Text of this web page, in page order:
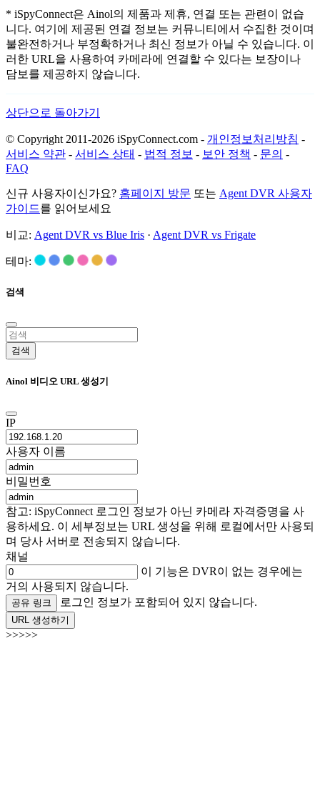
* iSpyConnect은 Ainol의 제품과 제휴, 연결 또는 관련이 없습
니다. 여기에 제공된 연결 정보는 커뮤니티에서 수집한 것이며
불완전하거나 부정확하거나 최신 정보가 아닐 수 있습니다. 이
러한 URL을 사용하여 카메라에 연결할 수 있다는 보장이나
담보를 제공하지 않습니다.
상단으로 돌아가기
© Copyright 2011-2026 iSpyConnect.com - 개인정보처리방침 -
서비스 약관 - 서비스 상태 - 법적 정보 - 보안 정책 - 문의 -
FAQ
신규 사용자이신가요? 홈페이지 방문 또는 Agent DVR 사용자
가이드를 읽어보세요
비교: Agent DVR vs Blue Iris · Agent DVR vs Frigate
테마:
검색
검색
Ainol 비디오 URL 생성기
IP
사용자 이름
비밀번호
참고: iSpyConnect 로그인 정보가 아닌 카메라 자격증명을 사
용하세요. 이 세부정보는 URL 생성을 위해 로컬에서만 사용되
며 당사 서버로 전송되지 않습니다.
채널
이 기능은 DVR이 없는 경우에는
거의 사용되지 않습니다.
공유 링크 로그인 정보가 포함되어 있지 않습니다.
URL 생성하기
>>>>>